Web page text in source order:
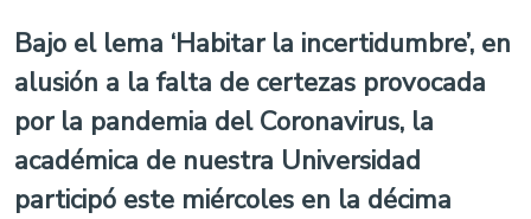
Bajo el lema ‘Habitar la incertidumbre’, en
alusión a la falta de certezas provocada
por la pandemia del Coronavirus, la
académica de nuestra Universidad
participó este miércoles en la décima